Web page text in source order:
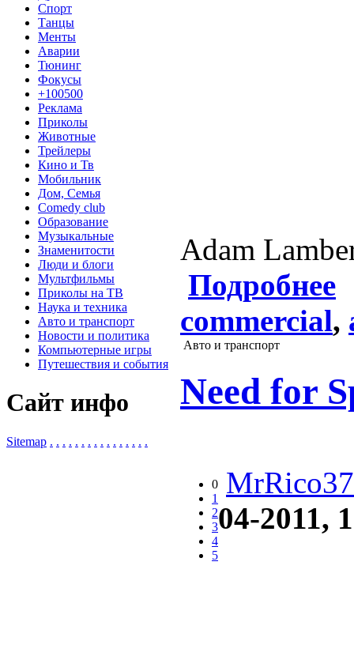
Спорт
Танцы
Менты
Аварии
Тюнинг
Фокусы
+100500
Реклама
Приколы
Животные
Трейлеры
Кино и Тв
Мобильник
Дом, Семья
Comedy club
Образование
Музыкальные
Знаменитости
Люди и блоги
Мультфильмы
Приколы на ТВ
Наука и техника
Авто и транспорт
Новости и политика
Компьютерные игры
Путешествия и события
Сайт инфо
Sitemap . . . . . . . . . . . . . . . .
Adam
Подробнее
commercial,
Авто и транспорт
Need for
0
1
2
3
4
5
04-2011,